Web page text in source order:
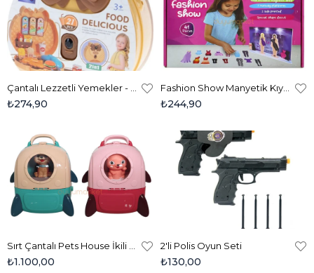
₺274,90 ₺244,90
₺1.100,00
2'li Polis Oyun Seti
₺130,00